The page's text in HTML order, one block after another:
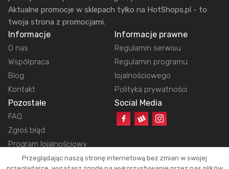
Aktualne promocje w sklepach tylko na HotShops.pl - to
twoja strona z promocjami.
Informacje
O nas
Współpraca
Blog
Kontakt
Informacje prawne
Regulamin serwisu
Regulamin programu
lojalnościowego
Polityka prywatności
Pozostałe
FAQ
Zgłoś błąd
Program lojalnościowy
Social Media
Przeglądając naszą stronę internetową bez zmian w swojej